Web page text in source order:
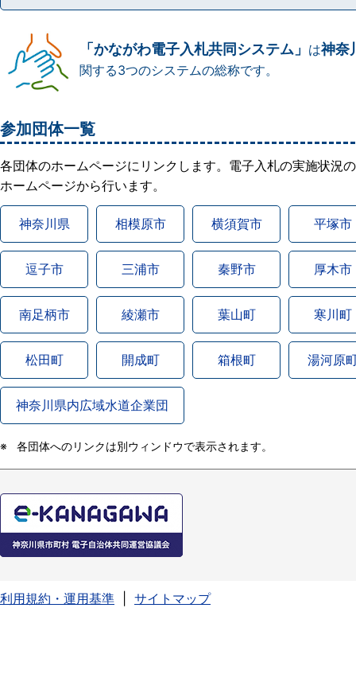
「かながわ電子入札共同システム」 は神奈
関する3つのシステムの総称です。
参加団体一覧
各団体のホームページにリンクします。電子入札の実施状況
ホームページから行います。
神奈川県 相模原市 横須賀市 平塚市
逗子市 三浦市 秦野市 厚木市
南足柄市 綾瀬市 葉山町 寒川町
松田町 開成町 箱根町 湯河原
神奈川県内広域水道企業団
各団体へのリンクは別ウィンドウで表示されます。
利用規約・運用基準 サイトマップ